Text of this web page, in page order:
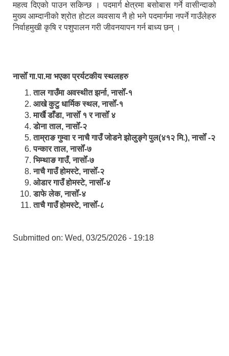
महत्व दिएको पाउन सकिन्छ । पदमार्ग क्षेत्रमा बसोबास गर्ने वासीन्दाको
मुख्य आम्दानीको श्रोत होटल व्यवसाय नै हो भने पदमार्गमा नपर्ने गाउँलेहरु
निर्वाहमुखी कृषि र पशुपालन गरी जीवनयापन गर्न बाध्य छन् ।
नासोँ गा.पा.मा भएका प्रर्यटकीय स्थलहरु
ताल गाउँमा अवस्थीत झर्ना, नासोँ-१
आखे कुटु धार्मिक स्थल, नासोँ-१
मार्खै डाँडा, नासोँ १ र नासोँ ४
डाेना ताल, नासोँ-२
ताम्राङ गुम्वा र नाचै गाउँ जोडने झोलुङ्गे पुल(४१२ मि.), नासोँ -२
पन्कार ताल, नासोँ-७
भिम्थाङ गाउँ, नासोँ-७
नाचै गाउँ होमस्टे, नासोँ-२
ओ‍‍‌डार गाउँ होमस्टे, नासोँ-४
डाफे लेक, नासोँ-४
ताचै गाउँ होमस्टे, नासोँ-८
Submitted on: Wed, 03/25/2026 - 19:18